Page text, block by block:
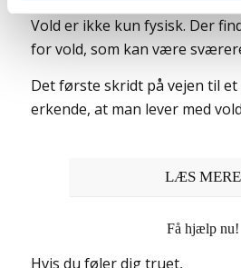
Vold er ikke kun fysisk. Der
for vold, som kan være
Det første skridt på vejen til
erkende, at man lever med
LÆS MERE
Få hjælp nu!
Hvis du føler dig truet,